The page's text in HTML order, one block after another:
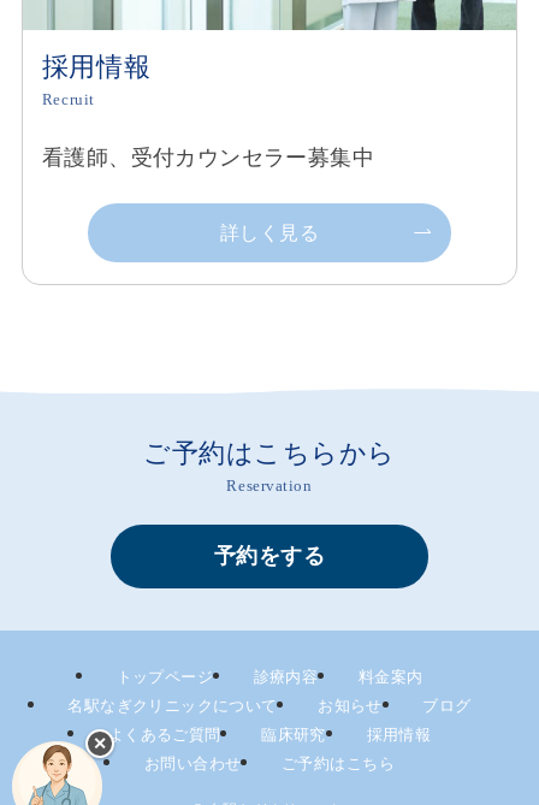
採用情報
Recruit
看護師、受付カウンセラー募集中
詳しく見る
ご予約はこちらから
Reservation
予約をする
トップページ 診療内容
料金案内
名駅なぎクリニックについて
お知らせ
ブログ
よくあるご質問
臨床研究
採用情報
お問い合わせ
ご予約はこちら
✕